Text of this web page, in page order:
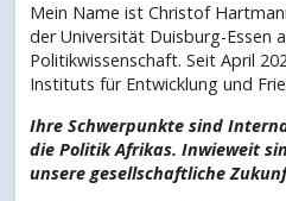
Mein Name ist Christof
der Universität Duisburg-Essen
Politikwissenschaft. Seit April
Instituts für Entwicklung und
Ihre Schwerpunkte sind
die Politik Afrikas. Inwieweit
unsere gesellschaftliche